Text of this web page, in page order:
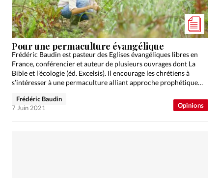
Opinions
Pour une permaculture évangélique
Frédéric Baudin est pasteur des Eglises évangéliques libres en
France, conférencier et auteur de plusieurs ouvrages dont La
Bible et l’écologie (éd. Excelsis). Il encourage les chrétiens à
s’intéresser à une permaculture alliant approche prophétique…
Frédéric Baudin
7 Juin 2021